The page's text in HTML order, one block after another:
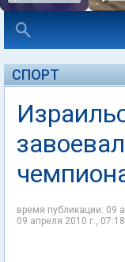
СПОРТ
время публикации: 09
09 апреля 2010 г., 07:18